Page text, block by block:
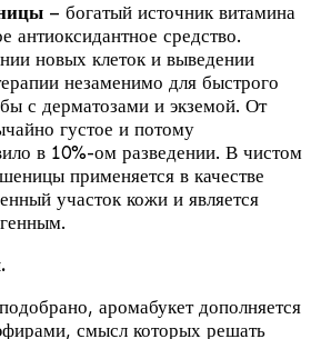
– богатый источник витамина
антиоксидантное средство.
новых клеток и выведении
незаменимо для быстрого
с дерматозами и экземой. От
густое и потому
в 10%-ом разведении. В чистом
применяется в качестве
участок кожи и является
аромабукет дополняется
смысл которых решать